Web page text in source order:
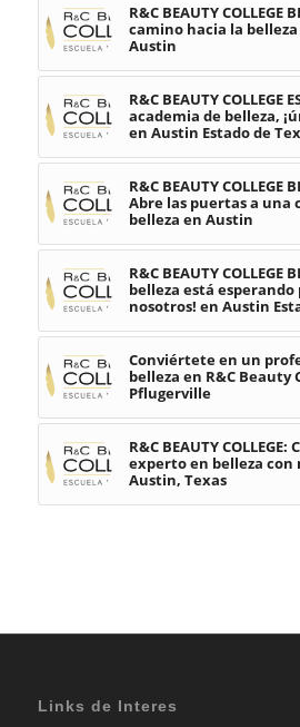
R&C BEAUTY COLLEGE
camino hacia la
Austin
R&C BEAUTY COLLEGE
academia de belleza,
en Austin Estado de
R&C BEAUTY COLLEGE
Abre las puertas a una
belleza en Austin
R&C BEAUTY COLLEGE
belleza está esperando
nosotros! en Austin
Conviértete en un
belleza en R&C Beauty
Pflugerville
R&C BEAUTY
experto en belleza con
Austin, Texas
Links de Interes